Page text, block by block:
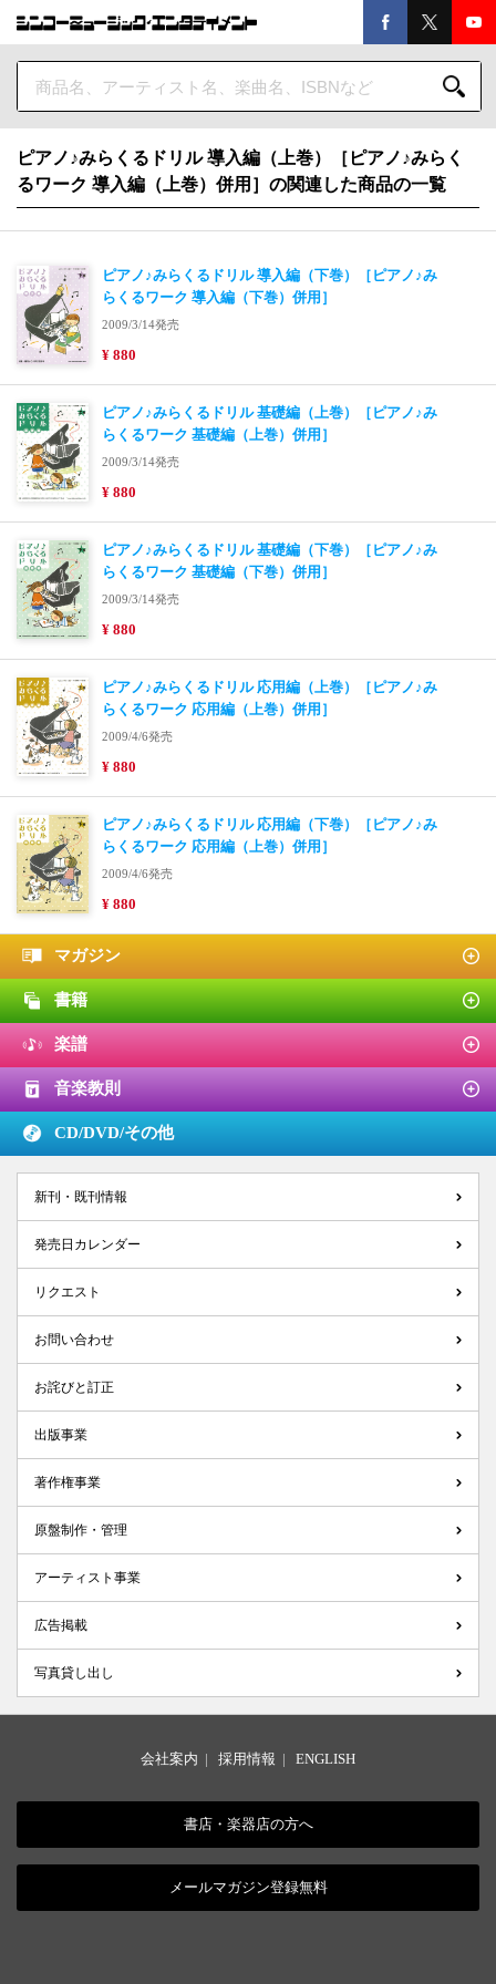
ピアノ♪みらくるドリル 導入編（上巻）［ピアノ♪みらく
るワーク 導入編（上巻）併用］の関連した商品の一覧
ピアノ♪みらくるドリル 導入編（下巻）［ピアノ♪み
らくるワーク 導入編（下巻）併用］
2009/3/14発売
¥ 880
ピアノ♪みらくるドリル 基礎編（上巻）［ピアノ♪み
らくるワーク 基礎編（上巻）併用］
2009/3/14発売
¥ 880
ピアノ♪みらくるドリル 基礎編（下巻）［ピアノ♪み
らくるワーク 基礎編（下巻）併用］
2009/3/14発売
¥ 880
ピアノ♪みらくるドリル 応用編（上巻）［ピアノ♪み
らくるワーク 応用編（上巻）併用］
2009/4/6発売
¥ 880
ピアノ♪みらくるドリル 応用編（下巻）［ピアノ♪み
らくるワーク 応用編（上巻）併用］
2009/4/6発売
¥ 880
マガジン
書籍
楽譜
音楽教則
CD/DVD/その他
新刊・既刊情報
発売日カレンダー
リクエスト
お問い合わせ
お詫びと訂正
出版事業
著作権事業
原盤制作・管理
アーティスト事業
広告掲載
写真貸し出し
会社案内 | 採用情報 | ENGLISH
書店・楽器店の方へ
メールマガジン登録無料